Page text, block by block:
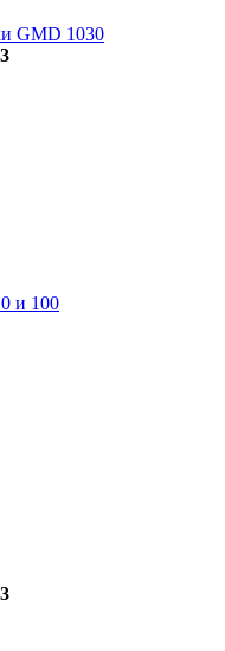
GMD 1030
и 100